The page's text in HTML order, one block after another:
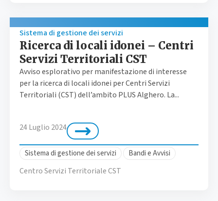
Sistema di gestione dei servizi
Ricerca di locali idonei – Centri
Servizi Territoriali CST
Avviso esplorativo per manifestazione di interesse
per la ricerca di locali idonei per Centri Servizi
Territoriali (CST) dell’ambito PLUS Alghero. La...
24 Luglio 2024
Sistema di gestione dei servizi Bandi e Avvisi
Centro Servizi Territoriale CST